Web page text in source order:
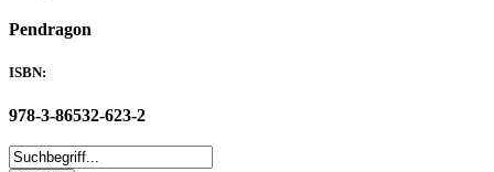
Pendragon
ISBN:
978-3-86532-623-2